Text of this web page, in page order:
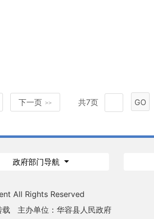
下一页 >> 共7页 GO
政府部门导航
All Rights Reserved
载
主办单位：华容县人民政府